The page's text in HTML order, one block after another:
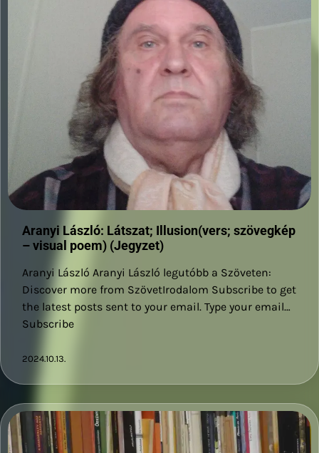
Aranyi László: Látszat; Illusion(vers; szövegkép
– visual poem) (Jegyzet)
Aranyi László Aranyi László legutóbb a Szöveten:
Discover more from SzövetIrodalom Subscribe to get
the latest posts sent to your email. Type your email…
Subscribe
2024.10.13.